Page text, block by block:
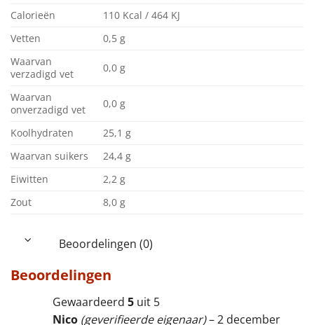
Calorieën
110 Kcal / 464 KJ
Vetten
0,5 g
Waarvan
verzadigd vet
0,0 g
Waarvan
onverzadigd vet
0,0 g
Koolhydraten
25,1 g
Waarvan suikers
24,4 g
Eiwitten
2,2 g
Zout
8,0 g
Beoordelingen (0)
Beoordelingen
Gewaardeerd 5 uit 5
Nico (geverifieerde eigenaar)–2 december